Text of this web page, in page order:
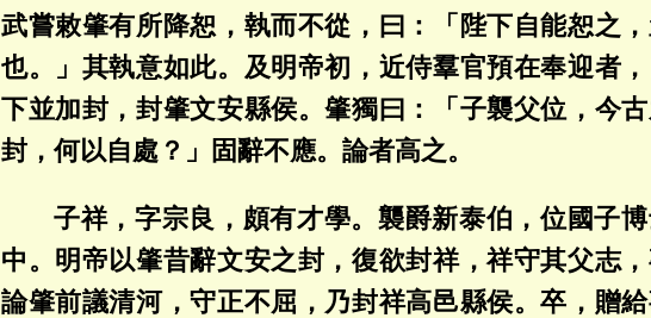
武嘗敕肇有所降恕，執而不從，曰：「陛下自能恕之
也。」其執意如此。及明帝初，近侍羣官預在奉迎者
下並加封，封肇文安縣侯。肇獨曰：「子襲父位，今
封，何以自處？」固辭不應。論者高之。
子祥，字宗良，頗有才學。襲爵新泰伯，位國子
中。明帝以肇昔辭文安之封，復欲封祥，祥守其父志
論肇前議清河，守正不屈，乃封祥高邑縣侯。卒，贈給